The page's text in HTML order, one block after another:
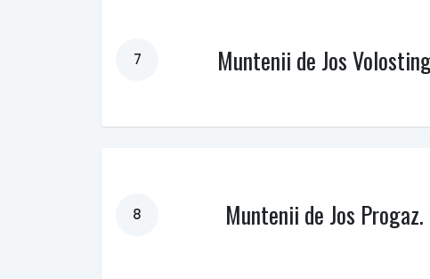
7 Muntenii de Jos
8 Muntenii de Jos Progaz.